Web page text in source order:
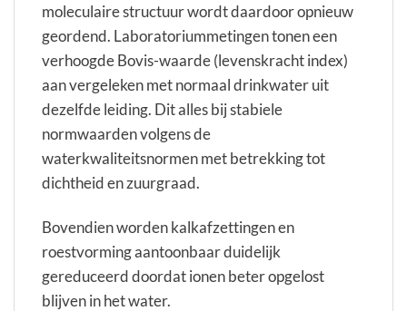
moleculaire structuur wordt daardoor opnieuw
geordend. Laboratoriummetingen tonen een
verhoogde Bovis-waarde (levenskracht index)
aan vergeleken met normaal drinkwater uit
dezelfde leiding. Dit alles bij stabiele
normwaarden volgens de
waterkwaliteitsnormen met betrekking tot
dichtheid en zuurgraad.
Bovendien worden kalkafzettingen en
roestvorming aantoonbaar duidelijk
gereduceerd doordat ionen beter opgelost
blijven in het water.